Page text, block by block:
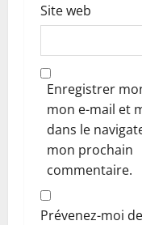
Site web
Enregistrer
mon e-mail et
dans le
mon prochain
commentaire.
Prévenez-moi